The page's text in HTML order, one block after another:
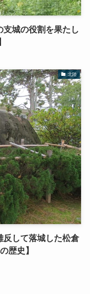
城の役割を果たし
北陸
反して落城した松倉
歴史】